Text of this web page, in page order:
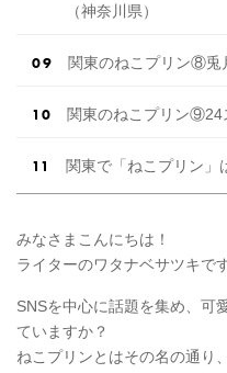
（神奈川県）
関東のねこプリン⑧兎
関東のねこプリン⑨24
関東で「ねこプリン」
みなさまこんにちは！
ライターのワタナベサツキです
SNSを中心に話題を集め、可
ていますか？
ねこプリンとはその名の通